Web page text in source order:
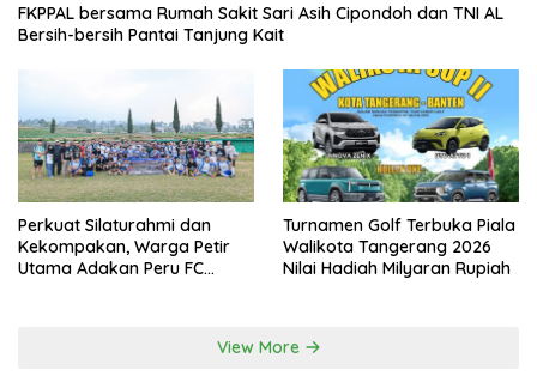
FKPPAL bersama Rumah Sakit Sari Asih Cipondoh dan TNI AL
Bersih-bersih Pantai Tanjung Kait
Perkuat Silaturahmi dan
Kekompakan, Warga Petir
Utama Adakan Peru FC
Turnamen Golf Terbuka Piala
Walikota Tangerang 2026
Nilai Hadiah Milyaran Rupiah
View More